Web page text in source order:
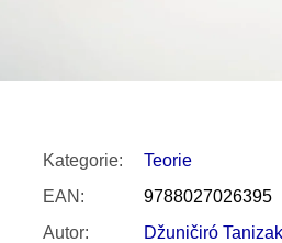
Kategorie:
Teorie
EAN :
9788027026395
Autor:
Džuničiró